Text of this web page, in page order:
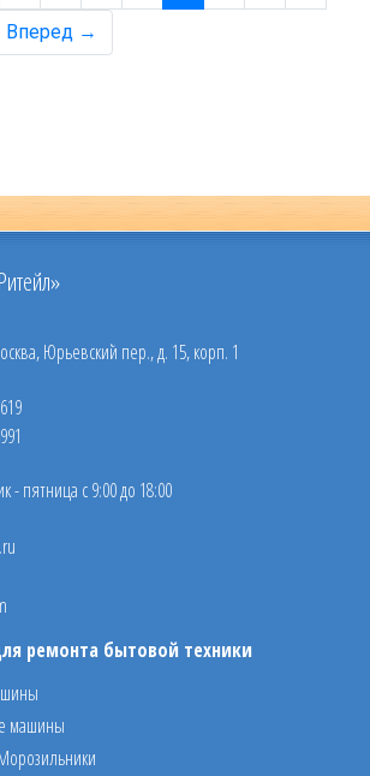
Вперед →
Юрьевский пер., д. 15, корп. 1
- пятница с 9:00 до 18:00
ремонта бытовой техники
машины